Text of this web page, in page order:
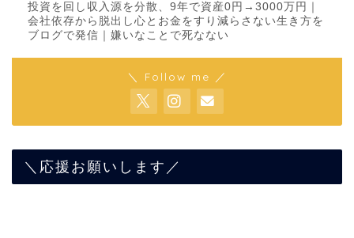
投資を回し収入源を分散、9年で資産0円→3000万円｜
会社依存から脱出し心とお金をすり減らさない生き方を
ブログで発信｜嫌いなことで死なない
＼ Follow me ／
＼応援お願いします／